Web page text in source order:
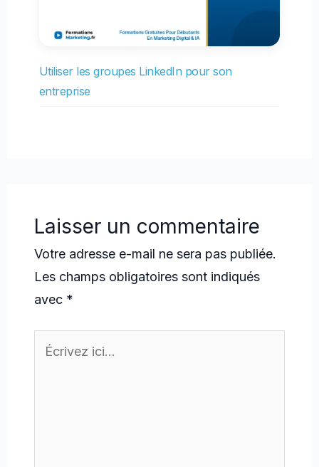
Utiliser les groupes LinkedIn pour son
entreprise
Laisser un commentaire
Votre adresse e-mail ne sera pas publiée.
Les champs obligatoires sont indiqués
avec *
Écrivez